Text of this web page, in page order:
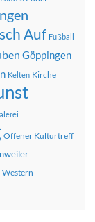
Auf Fußball
Göppingen
Kelten Kirche
Offener Kulturtreff
Western